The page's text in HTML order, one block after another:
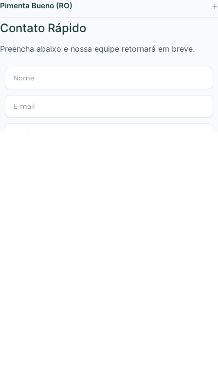
Pimenta Bueno (RO)
Contato Rápido
Preencha abaixo e nossa equipe retornará em breve.